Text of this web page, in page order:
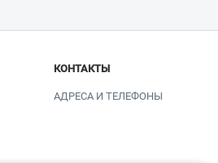
КОНТАКТЫ
АДРЕСА И ТЕЛЕФОНЫ